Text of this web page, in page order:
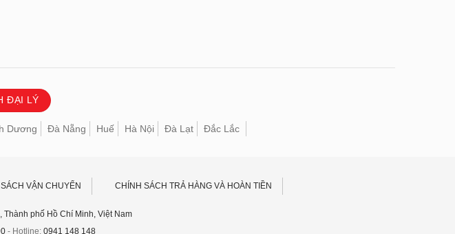
ĐẠI LÝ
Dương Đà Nẵng Huế Hà Nội Đà Lạt Đắc Lắc
VẬN CHUYỂN CHÍNH SÁCH TRẢ HÀNG VÀ HOÀN TIỀN
phố Hồ Chí Minh, Việt Nam
- Hotline: 0941 148 148